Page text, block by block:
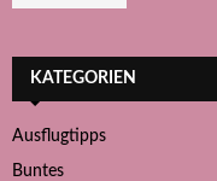
KATEGORIEN
Ausflugtipps
Buntes